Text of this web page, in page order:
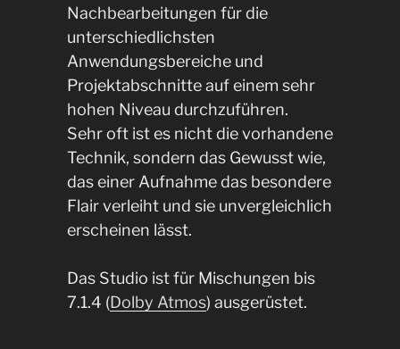
Nachbearbeitungen für die
unterschiedlichsten
Anwendungsbereiche und
Projektabschnitte auf einem sehr
hohen Niveau durchzuführen.
Sehr oft ist es nicht die vorhandene
Technik, sondern das Gewusst wie,
das einer Aufnahme das besondere
Flair verleiht und sie unvergleichlich
erscheinen lässt.
Das Studio ist für Mischungen bis
7.1.4 (Dolby Atmos) ausgerüstet.